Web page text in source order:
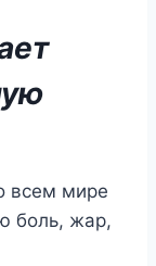
всем мире
боль, жар,